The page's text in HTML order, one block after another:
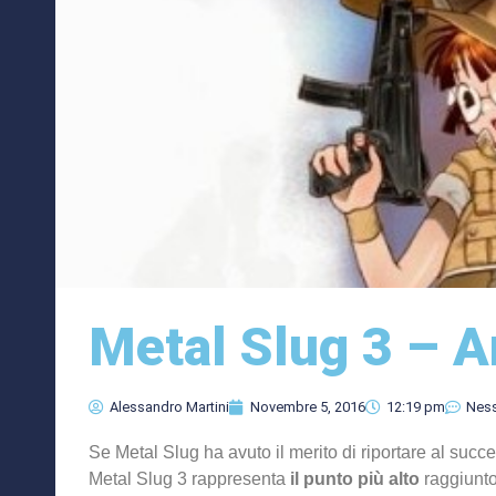
Metal Slug 3 –
Alessandro Martini Novembre 5, 2016 12:19 pm
Se Metal Slug ha avuto il merito di riportare al
Metal Slug 3 rappresenta il punto più alto